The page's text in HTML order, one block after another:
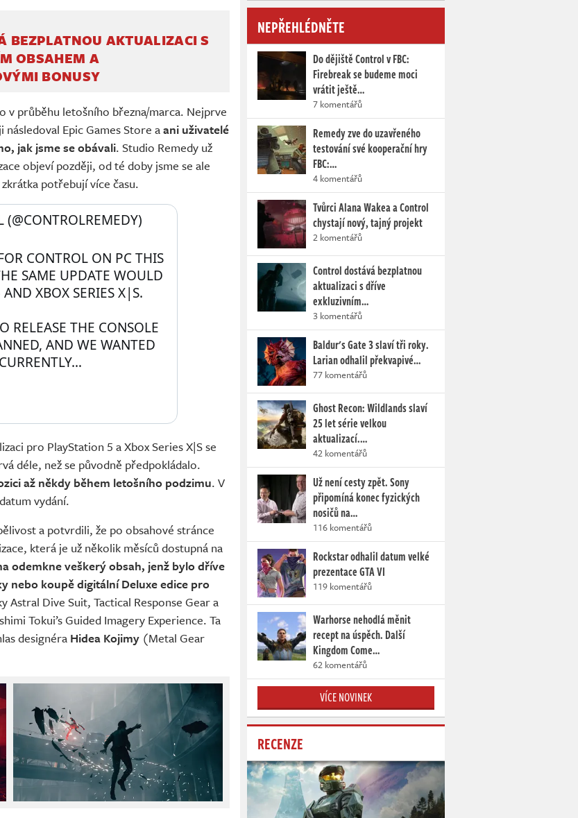
BEZPLATNOU AKTUALIZACI S
OBSAHEM A
BONUSY
v průběhu letošního března/marca. Nejprve
Epic Games Store aani uživatelé
jak jsme se obávali. Studio Remedy už
objeví později, od té doby jsme se ale
potřebují více času.
CONTROL ON PC THIS
SAME UPDATE WOULD
XBOX SERIES X|S.
RELEASE THE CONSOLE
AND WE WANTED
pro PlayStation 5 a Xbox Series X|S se
déle, než se původně předpokládalo.
až někdy během letošního podzimu. V
vydání.
a potvrdili, že po obsahové stránce
která je už několik měsíců dostupná na
odemkne veškerý obsah, jenž bylo dříve
nebo koupě digitální Deluxe edice pro
Astral Dive Suit, Tactical Response Gear a
Tokui’s Guided Imagery Experience. Ta
designéraHidea Kojimy (Metal Gear
NEPŘEHLÉDNĚTE
Do dějiště Control v FBC:
Firebreak se budeme moci
vrátit ještě…
7 komentářů
Remedy zve do uzavřeného
testování své kooperační hry
FBC:…
4 komentářů
Tvůrci Alana Wakea a Control
chystají nový, tajný projekt
2 komentářů
Control dostává bezplatnou
aktualizaci s dříve
exkluzivním…
3 komentářů
Baldur's Gate 3 slaví tři roky.
Larian odhalil překvapivé…
77 komentářů
Ghost Recon: Wildlands slaví
25 let série velkou
aktualizací.…
42 komentářů
Už není cesty zpět. Sony
připomíná konec fyzických
nosičů na…
116 komentářů
Rockstar odhalil datum velké
prezentace GTA VI
119 komentářů
Warhorse nehodlá měnit
recept na úspěch. Další
Kingdom Come…
62 komentářů
VÍCE NOVINEK
RECENZE